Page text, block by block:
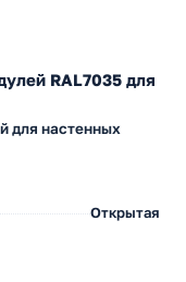
RAL7035 для
для настенных
Открытая